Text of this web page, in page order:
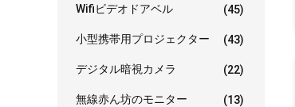
Wifiビデオドアベル (45)
小型携帯用プロジェクター (43)
デジタル暗視カメラ (22)
無線赤ん坊のモニター (13)